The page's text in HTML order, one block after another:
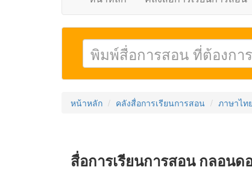
หน้าหลัก คลังสื่อการเรียนการสอน ภาษาไท
สื่อการเรียนการสอน กลอนด